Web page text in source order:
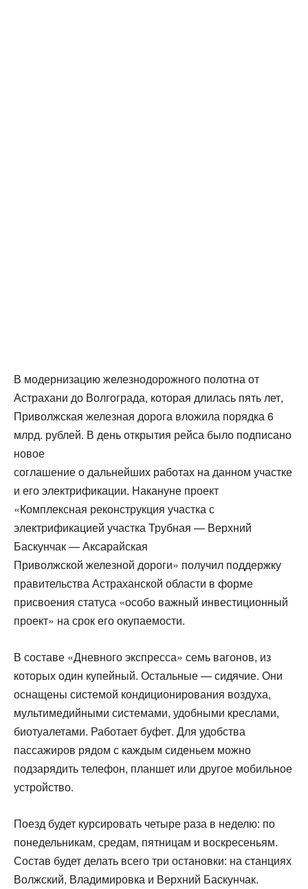
В модернизацию железнодорожного полотна от
Астрахани до Волгограда, которая длилась пять лет,
Приволжская железная дорога вложила порядка 6
млрд. рублей. В день открытия рейса было подписано
новое
соглашение о дальнейших работах на данном участке
и его электрификации. Накануне проект
«Комплексная реконструкция участка с
электрификацией участка Трубная — Верхний
Баскунчак — Аксарайская
Приволжской железной дороги» получил поддержку
правительства Астраханской области в форме
присвоения статуса «особо важный инвестиционный
проект» на срок его окупаемости.
В составе «Дневного экспресса» семь вагонов, из
которых один купейный. Остальные — сидячие. Они
оснащены системой кондиционирования воздуха,
мультимедийными системами, удобными креслами,
биотуалетами. Работает буфет. Для удобства
пассажиров рядом с каждым сиденьем можно
подзарядить телефон, планшет или другое мобильное
устройство.
Поезд будет курсировать четыре раза в неделю: по
понедельникам, средам, пятницам и воскресеньям.
Состав будет делать всего три остановки: на станциях
Волжский, Владимировка и Верхний Баскунчак.